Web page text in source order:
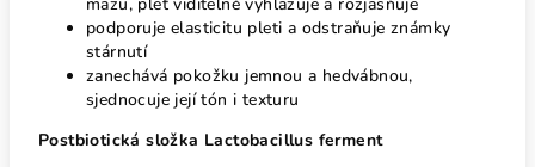
podporuje elasticitu pleti a odstraňuje známky
stárnutí
zanechává pokožku jemnou a hedvábnou,
sjednocuje její tón i texturu
Postbiotická složka Lactobacillus ferment